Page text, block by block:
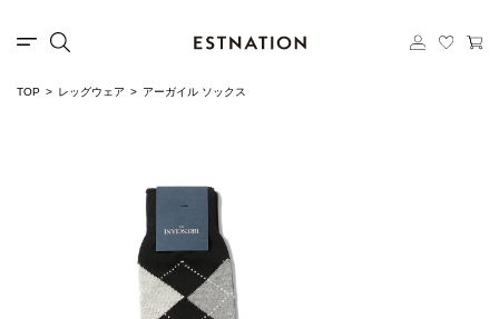
TOP レッグウェア アーガイル ソックス